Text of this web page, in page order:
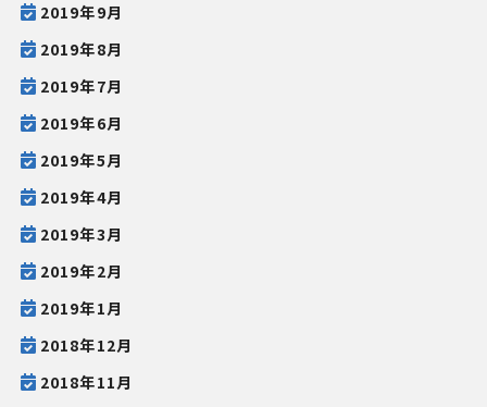
2019年9月
2019年8月
2019年7月
2019年6月
2019年5月
2019年4月
2019年3月
2019年2月
2019年1月
2018年12月
2018年11月